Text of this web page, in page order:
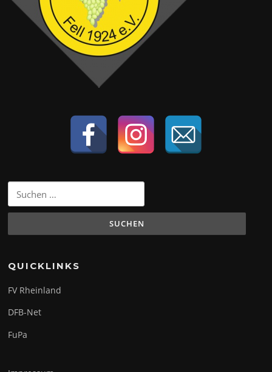
Suchen
nach:
QUICKLINKS
FV Rheinland
DFB-Net
FuPa